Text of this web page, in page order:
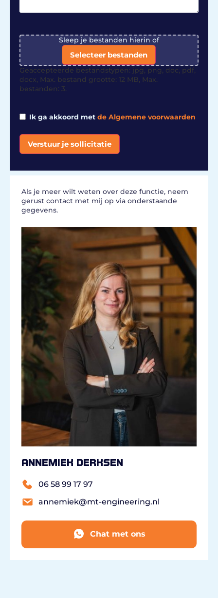
File Sleep je bestanden hierin of
Selecteer bestanden
Geaccepteerde bestandstypen: jpg, png, doc, pdf,
docx, Max. bestand grootte: 12 MB, Max.
bestanden: 3.
Ik ga akkoord met de Algemene voorwaarden
Verstuur je sollicitatie
Als je meer wilt weten over deze functie, neem
gerust contact met mij op via onderstaande
gegevens.
Annemiek Derksen
06 58 99 17 97
annemiek@mt-engineering.nl
Chat met ons